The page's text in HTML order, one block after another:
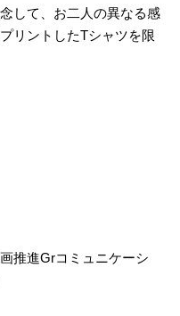
して、お二人の異なる感
リントしたTシャツを限
推進Grコミュニケーシ